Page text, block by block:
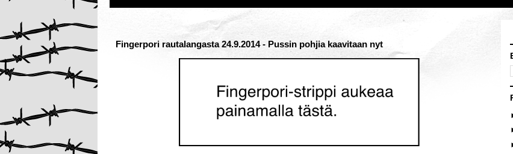
Fingerpori rautalangasta 24.9.2014 - Pussin pohjia kaavitaan nyt